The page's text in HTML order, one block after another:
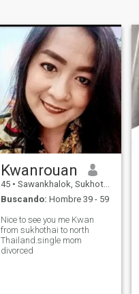
Kwanrouan
45 • Sawankhalok, Sukhothai, Tailandia
Buscando: Hombre 39 - 59
Nice to see you me Kwan
from sukhothai to north
Thailand.single mom
divorced